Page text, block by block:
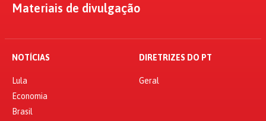
Materiais de divulgação
NOTÍCIAS
Lula
Economia
Brasil
DIRETRIZES DO PT
Geral